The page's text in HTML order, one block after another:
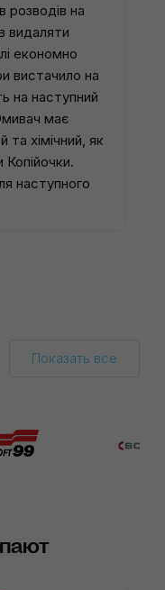
розводів на
видаляти
економно
вистачило на
на наступний
має
та хімічний, як
Копійочки.
наступного
Показать все